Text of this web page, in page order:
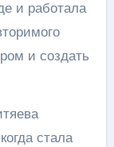
и работала
и создать
стала